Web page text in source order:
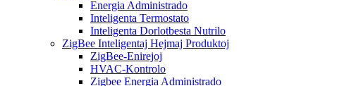
Energia Administrado
Inteligenta Termostato
Inteligenta Dorlotbesta Nutrilo
ZigBee Inteligentaj Hejmaj Produktoj
ZigBee-Enirejoj
HVAC-Kontrolo
Zigbee Energia Administrado